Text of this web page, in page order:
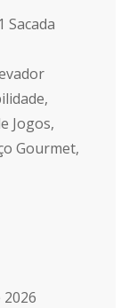
Sacada
Jogos,
Gourmet,